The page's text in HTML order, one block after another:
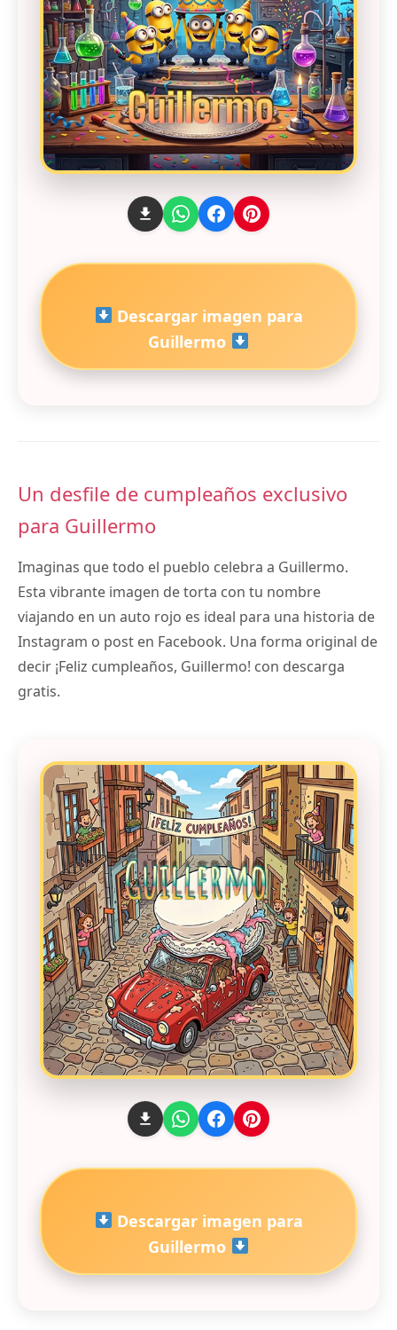
Descargar imagen para
Guillermo
Un desfile de cumpleaños exclusivo
para Guillermo
Imaginas que todo el pueblo celebra a Guillermo.
Esta vibrante imagen de torta con tu nombre
viajando en un auto rojo es ideal para una historia de
Instagram o post en Facebook. Una forma original de
decir ¡Feliz cumpleaños, Guillermo! con descarga
gratis.
Descargar imagen para
Guillermo